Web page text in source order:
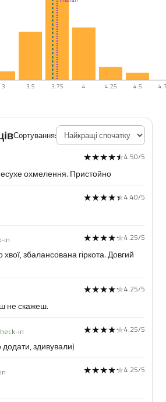
3 3.5 3.75 4 4.25 4.5
Сортування:
★★★★★
★★★★★4.50/5
охмелення. Пристойно
★★★★★
★★★★★4.40/5
in ★★★★★
★★★★★4.25/5
хвої, збалансована гіркота. Довгий
★★★★★
★★★★★4.25/5
не скажеш.
in ★★★★★
★★★★★4.25/5
здивували)
★★★★★
★★★★★4.25/5